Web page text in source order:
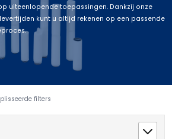
uiteenlopende toepassingen. Dankzij onze
kunt u altijd rekenen op een passende
filters